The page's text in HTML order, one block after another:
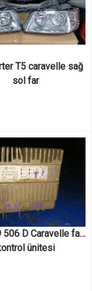
T5 caravelle sağ
sol far
506 D Caravelle fan
ünitesi